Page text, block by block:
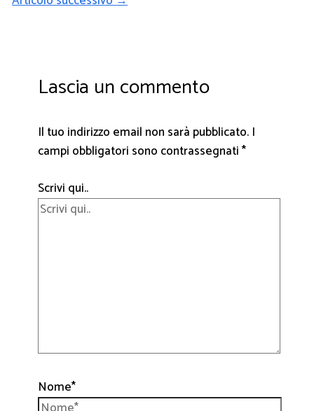
Lascia un commento
Il tuo indirizzo email non sarà pubblicato. I
campi obbligatori sono contrassegnati*
Scrivi qui..
Nome*